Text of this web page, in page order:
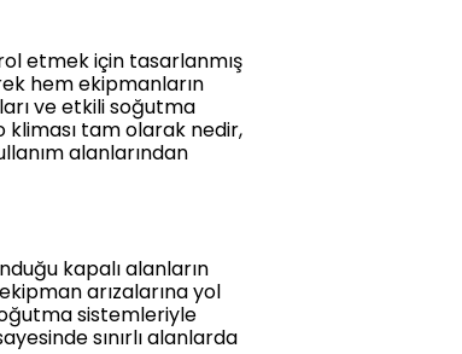
etmek için tasarlanmış
hem ekipmanların
ve etkili soğutma
tam olarak nedir,
alanlarından
kapalı alanların
arızalarına yol
sistemleriyle
sınırlı alanlarda